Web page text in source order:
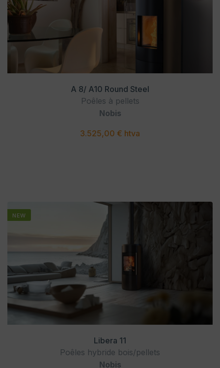
A 8/ A10 Round Steel
Poêles à pellets
Nobis
3.525,00 € htva
NEW
Libera 11
Poêles hybride bois/pellets
Nobis